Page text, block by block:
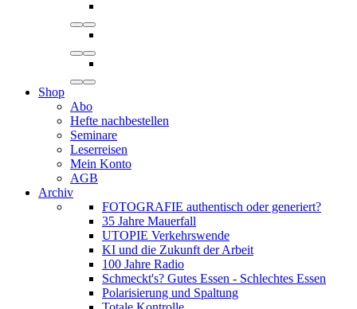
Shop
Abo
Hefte nachbestellen
Seminare
Leserreisen
Mein Konto
AGB
Archiv
FOTOGRAFIE authentisch oder generiert?
35 Jahre Mauerfall
UTOPIE Verkehrswende
KI und die Zukunft der Arbeit
100 Jahre Radio
Schmeckt's? Gutes Essen - Schlechtes Essen
Polarisierung und Spaltung